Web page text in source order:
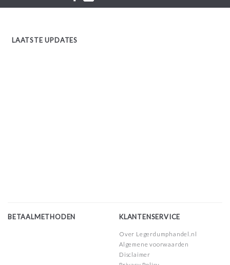
LAATSTE UPDATES
BETAALMETHODEN KLANTENSERVICE
Over Legerdumphandel.nl
Algemene voorwaarden
Disclaimer